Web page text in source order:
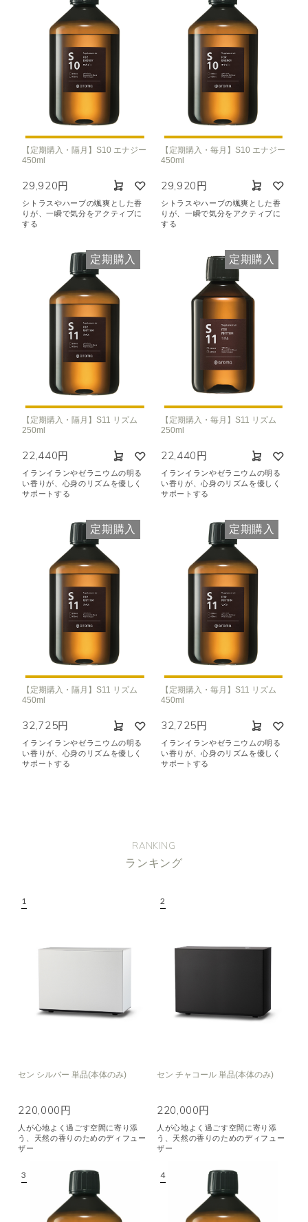
【定期購入・隔月】S10 エナジー
450ml
29,920円
シトラスやハーブの颯爽とした香
りが、一瞬で気分をアクティブに
する
【定期購入・毎月】S10 エナジー
450ml
29,920円
シトラスやハーブの颯爽とした香
りが、一瞬で気分をアクティブに
する
定期購入
【定期購入・隔月】S11 リズム
250ml
22,440円
イランイランやゼラニウムの明る
い香りが、心身のリズムを優しく
サポートする
定期購入
【定期購入・毎月】S11 リズム
250ml
22,440円
イランイランやゼラニウムの明る
い香りが、心身のリズムを優しく
サポートする
定期購入
【定期購入・隔月】S11 リズム
450ml
32,725円
イランイランやゼラニウムの明る
い香りが、心身のリズムを優しく
サポートする
定期購入
【定期購入・毎月】S11 リズム
450ml
32,725円
イランイランやゼラニウムの明る
い香りが、心身のリズムを優しく
サポートする
RANKING
ランキング
セン シルバー 単品(本体のみ)
220,000円
人が心地よく過ごす空間に寄り添
う、天然の香りのためのディフュー
ザー
セン チャコール 単品(本体のみ)
220,000円
人が心地よく過ごす空間に寄り添
う、天然の香りのためのディフュー
ザー